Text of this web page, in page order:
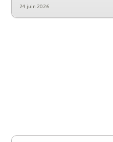
24 juin 2026